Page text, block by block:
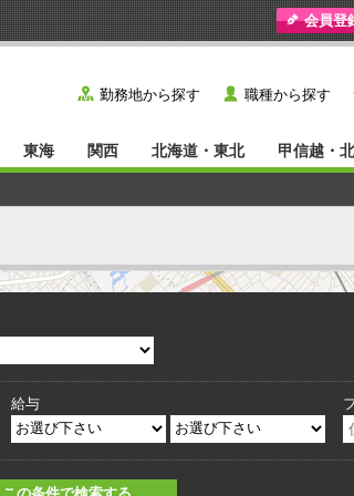
y 勤務地から探す ˙ 職種から探す
東海 関西 北海道・東北 甲信越・
給与